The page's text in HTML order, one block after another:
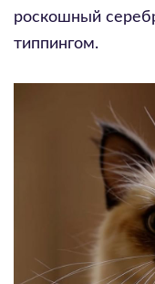
роскошный
типпингом.